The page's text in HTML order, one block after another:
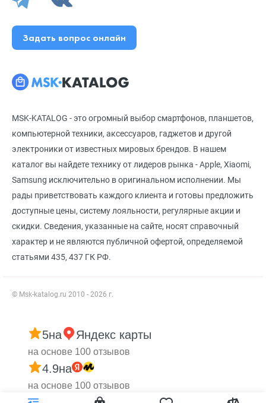
MSK-KATALOG - это огромный выбор смартфонов, планшетов,
компьютерной техники, аксессуаров, гаджетов и другой
электроники от известных мировых брендов. В нашем
каталог вы найдете технику от лидеров рынка - Apple, Xiaomi,
Samsung исключительно в оригинальном исполнении. Мы
рады приветствовать каждого клиента и готовы предложить
доступные цены, систему лояльности, регулярные акции и
скидки. Сведения, указанные на сайте, носят справочный
характер и не являются публичной офертой, определяемой
статьями 435, 437 ГК РФ.
© Msk-katalog.ru 2010 - 2026 г.
Задать вопрос онлайн
5на Яндекс карты
на основе 100 отзывов
4.9на
на основе 100 отзывов